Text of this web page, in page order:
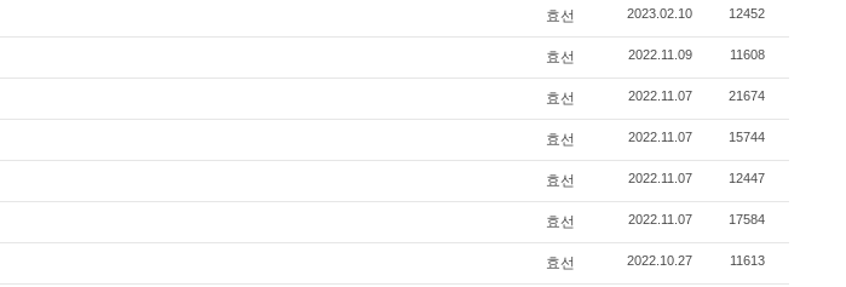
효선 2023.02.10 12452
효선 2022.11.09 11608
효선 2022.11.07 21674
효선 2022.11.07 15744
효선 2022.11.07 12447
효선 2022.11.07 17584
효선 2022.10.27 11613